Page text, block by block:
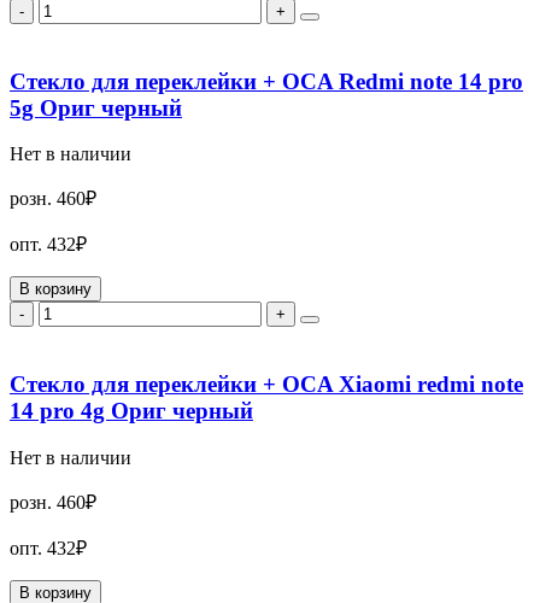
-
+
Стекло для переклейки + OCA Redmi note 14 pro
5g Ориг черный
Нет в наличии
розн. 460₽
опт. 432₽
В корзину
-
+
Стекло для переклейки + OCA Xiaomi redmi note
14 pro 4g Ориг черный
Нет в наличии
розн. 460₽
опт. 432₽
В корзину